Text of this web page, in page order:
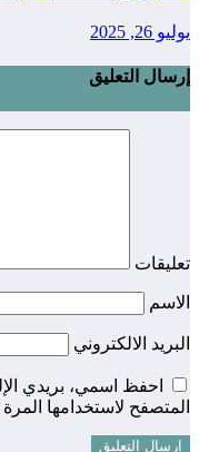
يوليو 26, 2025
إرسال التعليق
تعليقات
الاسم
البريد الالكتروني
احفظ اسمي، بريدي
المتصفح لاستخدامها